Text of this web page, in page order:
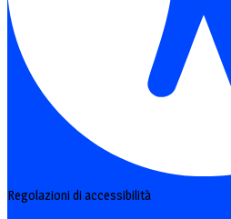
Regolazioni di accessibilità